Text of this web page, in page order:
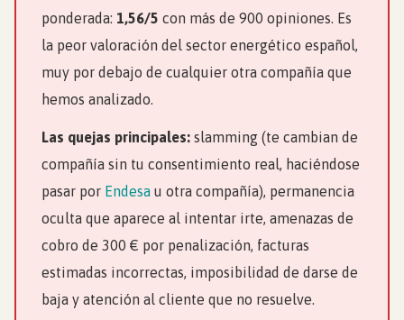
ponderada: 1,56/5 con más de 900 opiniones. Es
la peor valoración del sector energético español,
muy por debajo de cualquier otra compañía que
hemos analizado.
Las quejas principales: slamming (te cambian de
compañía sin tu consentimiento real, haciéndose
pasar por Endesa u otra compañía), permanencia
oculta que aparece al intentar irte, amenazas de
cobro de 300 € por penalización, facturas
estimadas incorrectas, imposibilidad de darse de
baja y atención al cliente que no resuelve.